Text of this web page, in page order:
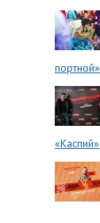
портной»
«Каспий»